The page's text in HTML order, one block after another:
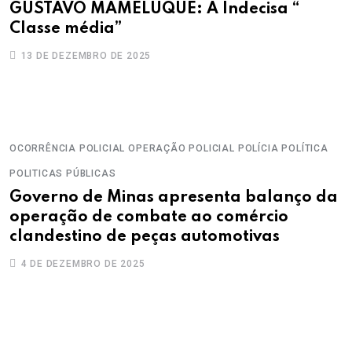
GUSTAVO MAMELUQUE: A Indecisa “
Classe média”
13 DE DEZEMBRO DE 2025
OCORRÊNCIA POLICIAL OPERAÇÃO POLICIAL POLÍCIA POLÍTICA
POLITICAS PÚBLICAS
Governo de Minas apresenta balanço da
operação de combate ao comércio
clandestino de peças automotivas
4 DE DEZEMBRO DE 2025